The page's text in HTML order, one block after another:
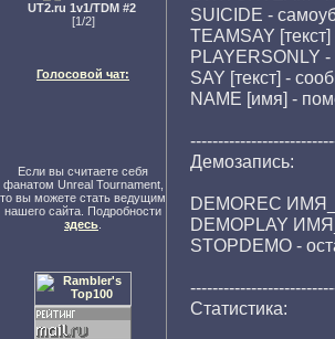
UT2.ru 1v1/TDM #2
[1/2]
Голосовой чат:
Если вы считаете себя
фанатом Unreal Tournament,
то вы можете стать ведущим
нашего сайта. Подробности
здесь
SUICIDE -
TEAMSAY
PLAYERSONLY -
SAY [текст] -
NAME [имя] -
Демозапись:
DEMOREC
DEMOPLAY
STOPDEMO -
Статистика: